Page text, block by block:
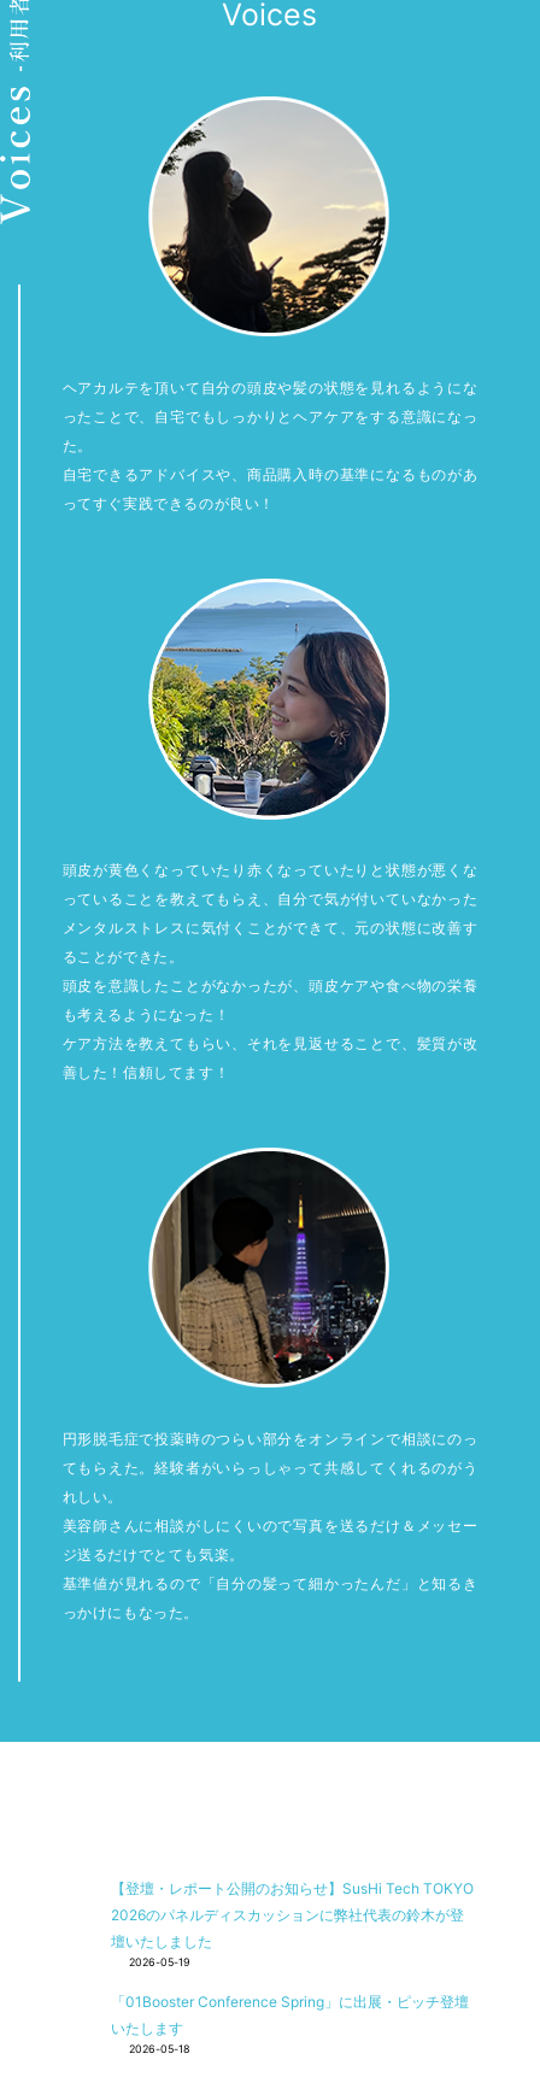
Voices
ヘアカルテを頂いて自分の頭皮や髪の状態を見れるようにな
ったことで、自宅でもしっかりとヘアケアをする意識になっ
た。
自宅できるアドバイスや、商品購入時の基準になるものがあ
ってすぐ実践できるのが良い！
頭皮が黄色くなっていたり赤くなっていたりと状態が悪くな
っていることを教えてもらえ、自分で気が付いていなかった
メンタルストレスに気付くことができて、元の状態に改善す
ることができた。
頭皮を意識したことがなかったが、頭皮ケアや食べ物の栄養
も考えるようになった！
ケア方法を教えてもらい、それを見返せることで、髪質が改
善した！信頼してます！
円形脱毛症で投薬時のつらい部分をオンラインで相談にのっ
てもらえた。経験者がいらっしゃって共感してくれるのがう
れしい。
美容師さんに相談がしにくいので写真を送るだけ＆メッセー
ジ送るだけでとても気楽。
基準値が見れるので「自分の髪って細かったんだ」と知るき
っかけにもなった。
【登壇・レポート公開のお知らせ】SusHi Tech TOKYO
2026のパネルディスカッションに弊社代表の鈴木が登
壇いたしました
2026-05-19
「01Booster Conference Spring」に出展・ピッチ登壇
いたします
2026-05-18